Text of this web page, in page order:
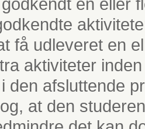
én eller
få udleveret en
aktiviteter
den afsluttende
at den